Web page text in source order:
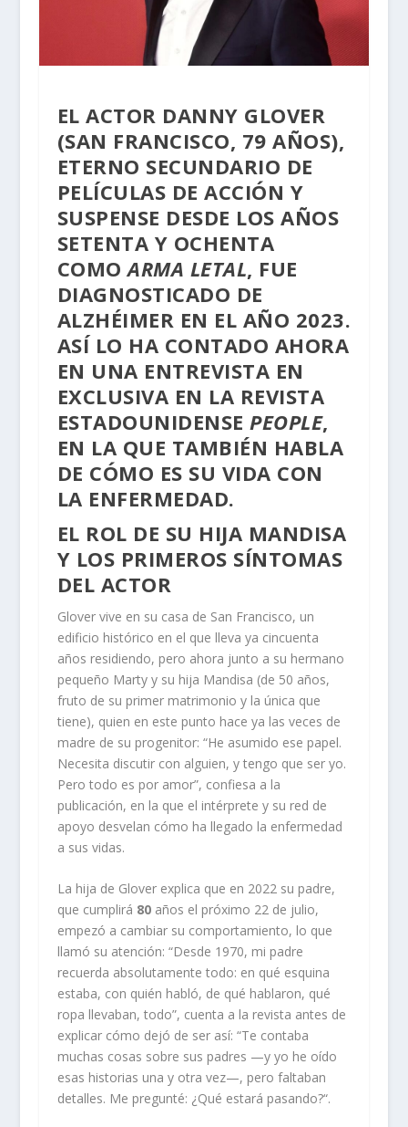
EL ACTOR DANNY GLOVER
(SAN FRANCISCO, 79 AÑOS),
ETERNO SECUNDARIO DE
PELÍCULAS DE ACCIÓN Y
SUSPENSE DESDE LOS AÑOS
SETENTA Y OCHENTA
COMOARMA LETAL, FUE
DIAGNOSTICADO DE
ALZHÉIMER EN EL AÑO 2023.
ASÍ LO HA CONTADO AHORA
EN UNA ENTREVISTA EN
EXCLUSIVA EN LA REVISTA
ESTADOUNIDENSE PEOPLE,
EN LA QUE TAMBIÉN HABLA
DE CÓMO ES SU VIDA CON
LA ENFERMEDAD.
EL ROL DE SU HIJA MANDISA
Y LOS PRIMEROS SÍNTOMAS
DEL ACTOR
Glover vive en su casa de San Francisco, un
edificio histórico en el que lleva ya cincuenta
años residiendo, pero ahora junto a su hermano
pequeño Marty y su hija Mandisa (de 50 años,
fruto de su primer matrimonio y la única que
tiene), quien en este punto hace ya las veces de
madre de su progenitor: “He asumido ese papel.
Necesita discutir con alguien, y tengo que ser yo.
Pero todo es por amor”, confiesa a la
publicación, en la que el intérprete y su red de
apoyo desvelan cómo ha llegado la enfermedad
a sus vidas.
La hija de Glover explica que en 2022 su padre,
que cumplirá 80 años el próximo 22 de julio,
empezó a cambiar su comportamiento, lo que
llamó su atención: “Desde 1970, mi padre
recuerda absolutamente todo: en qué esquina
estaba, con quién habló, de qué hablaron, qué
ropa llevaban, todo”, cuenta a la revista antes de
explicar cómo dejó de ser así: “Te contaba
muchas cosas sobre sus padres —y yo he oído
esas historias una y otra vez—, pero faltaban
detalles. Me pregunté: ¿Qué estará pasando?“.